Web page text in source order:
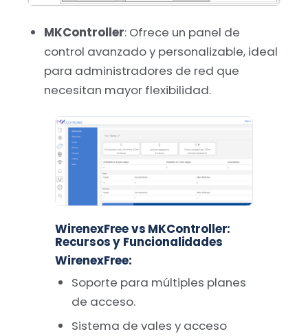
MKController: Ofrece un panel de
control avanzado y personalizable, ideal
para administradores de red que
necesitan mayor flexibilidad.
WirenexFree vs MKController:
Recursos y Funcionalidades
WirenexFree:
Soporte para múltiples planes
de acceso.
Sistema de vales y acceso